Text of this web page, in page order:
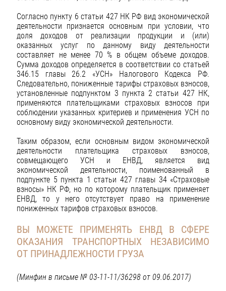
Согласно пункту 6 статьи 427 НК РФ вид экономической
деятельности признается основным при условии, что
доля доходов от реализации продукции и (или)
оказанных услуг по данному виду деятельности
составляет не менее 70 % в общем объеме доходов.
Сумма доходов определяется в соответствии со статьей
346.15 главы 26.2 «УСН» Налогового Кодекса РФ.
Следовательно, пониженные тарифы страховых взносов,
установленные подпунктом 3 пункта 2 статьи 427 НК,
применяются плательщиками страховых взносов при
соблюдении указанных критериев и применения УСН по
основному виду экономической деятельности.
Таким образом, если основным видом экономической
деятельности плательщика страховых взносов,
совмещающего УСН и ЕНВД, является вид
экономической деятельности, поименованный в
подпункте 5 пункта 1 статьи 427 главы 34 «Страховые
взносы» НК РФ, но по которому плательщик применяет
ЕНВД, то у него отсутствует право на применение
пониженных тарифов страховых взносов.
ВЫ МОЖЕТЕ ПРИМЕНЯТЬ ЕНВД В СФЕРЕ
ОКАЗАНИЯ ТРАНСПОРТНЫХ НЕЗАВИСИМО
ОТ ПРИНАДЛЕЖНОСТИ ГРУЗА
(Минфин в письме № 03-11-11/36298 от 09.06.2017)